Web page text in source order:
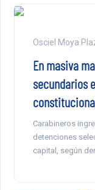
Osciel Moya
En masiva
secundarios
Carabineros
detenciones
capital, según